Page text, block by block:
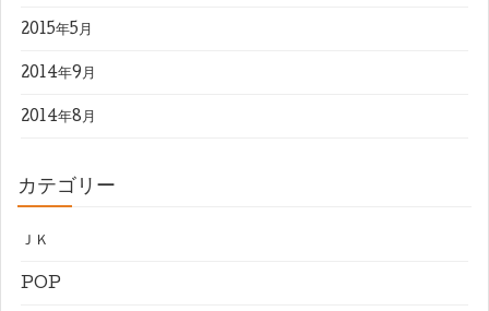
2015年5月
2014年9月
2014年8月
カテゴリー
ＪＫ
POP